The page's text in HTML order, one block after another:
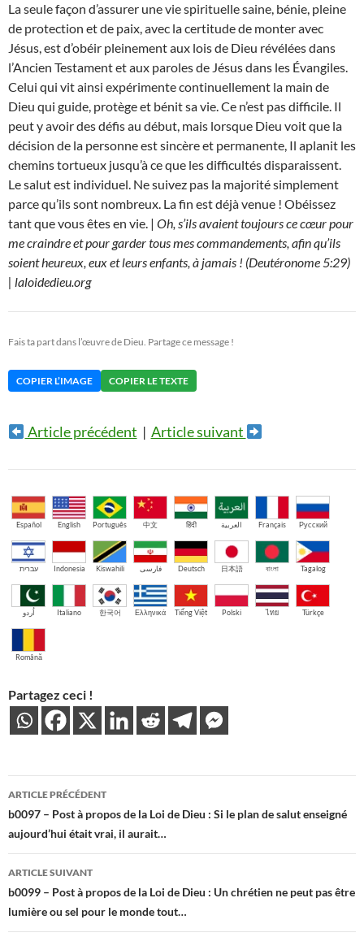
La seule façon d’assurer une vie spirituelle saine, bénie, pleine
de protection et de paix, avec la certitude de monter avec
Jésus, est d’obéir pleinement aux lois de Dieu révélées dans
l’Ancien Testament et aux paroles de Jésus dans les Évangiles.
Celui qui vit ainsi expérimente continuellement la main de
Dieu qui guide, protège et bénit sa vie. Ce n’est pas difficile. Il
peut y avoir des défis au début, mais lorsque Dieu voit que la
décision de la personne est sincère et permanente, Il aplanit les
chemins tortueux jusqu’à ce que les difficultés disparaissent.
Le salut est individuel. Ne suivez pas la majorité simplement
parce qu’ils sont nombreux. La fin est déjà venue ! Obéissez
tant que vous êtes en vie. | Oh, s’ils avaient toujours ce cœur pour
me craindre et pour garder tous mes commandements, afin qu’ils
soient heureux, eux et leurs enfants, à jamais ! (Deutéronome 5:29)
| laloidedieu.org
Fais ta part dans l’œuvre de Dieu. Partage ce message !
COPIER L’IMAGE COPIER LE TEXTE
Article précédent | Article suivant
Español English Português 中文 हिंदी العربية Français Русский
עברית Indonesia Kiswahili فارسی Deutsch 日本語 বাংলা Tagalog
اُردو Italiano 한국어 Ελληνικά Tiếng Việt Polski ไทย Türkçe
Română
Partagez ceci !
Navigation
des
articles
ARTICLE PRÉCÉDENT
b0097 – Post à propos de la Loi de Dieu : Si le plan de salut enseigné
aujourd’hui était vrai, il aurait…
ARTICLE SUIVANT
b0099 – Post à propos de la Loi de Dieu : Un chrétien ne peut pas être
lumière ou sel pour le monde tout…